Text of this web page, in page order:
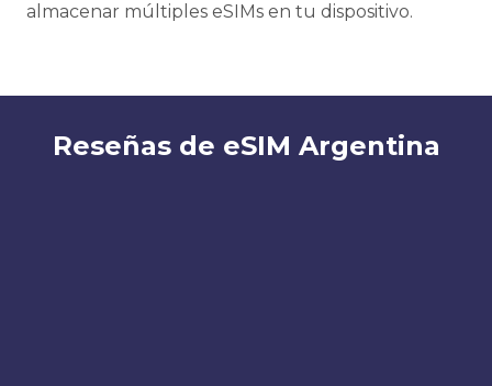
almacenar múltiples eSIMs en tu dispositivo.
Reseñas de eSIM Argentina